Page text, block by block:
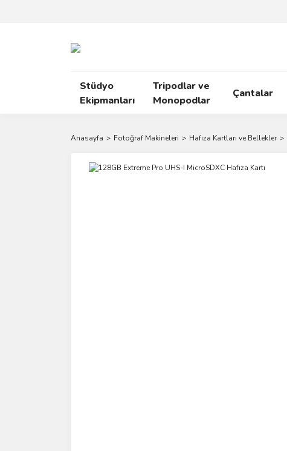
Stüdyo
Ekipmanları
Tripodlar ve
Monopodlar
Çantalar
Anasayfa Fotoğraf Makineleri Hafıza Kartları ve Bellekler